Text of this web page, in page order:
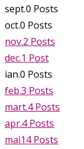
sept.0 Posts
oct.0 Posts
nov.2 Posts
dec.1 Post
ian.0 Posts
feb.3 Posts
mart.4 Posts
apr.4 Posts
mai14 Posts